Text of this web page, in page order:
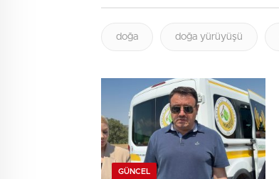
doğa doğa yürüyüşü
GÜNCEL